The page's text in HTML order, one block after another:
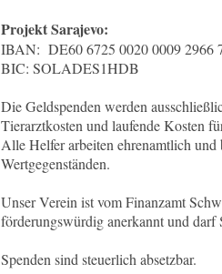
Projekt Sarajevo:
IBAN: DE60 6725 0020 0009 2966
BIC: SOLADES1HDB
Die Geldspenden werden
Tierarztkosten und laufende Kosten
Alle Helfer arbeiten ehrenamtlich
Wertgegenständen.
Unser Verein ist vom Finanzamt
förderungswürdig anerkannt und darf
Spenden sind steuerlich absetzbar.